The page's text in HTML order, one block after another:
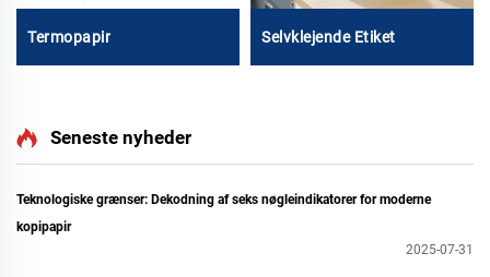
Termopapir Selvklejende Etiket
Seneste nyheder
Teknologiske grænser: Dekodning af seks nøgleindikatorer for moderne
kopipapir
2025-07-31